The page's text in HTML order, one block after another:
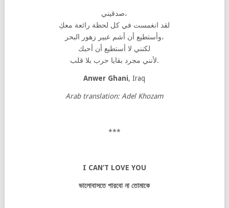
صدقيني،
لقد انغمست في كل لحظة رائعة معكِ
وأستطيع أن أشم عبير زهور البحر،
لكنني لا أستطيع أن أحبك
لأنني مجرد بقايا حرب بلا قلب.
Anwer Ghani, Iraq
Arab translation: Adel Khozam
***
I CAN’T LOVE YOU
ভালোবাসতে পারবো না তোমাকে